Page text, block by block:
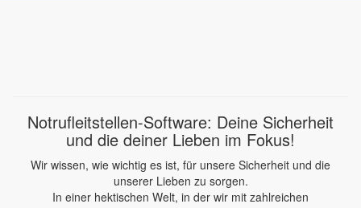
Notrufleitstellen-Software: Deine Sicherheit
und die deiner Lieben im Fokus!
Wir wissen, wie wichtig es ist, für unsere Sicherheit und die
unserer Lieben zu sorgen.
In einer hektischen Welt, in der wir mit zahlreichen